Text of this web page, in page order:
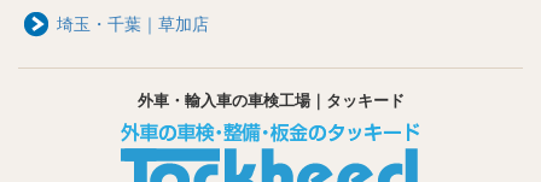
埼玉・千葉｜草加店
外車・輸入車の車検工場｜タッキード